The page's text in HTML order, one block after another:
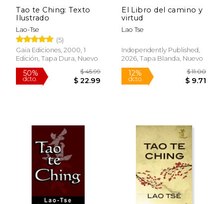
15%
dcto. $ 20.61
12%
dcto.
Tao te Ching: Texto
Ilustrado
Lao-Tse
(5)
Gaia Ediciones, 2000, 1
Edición, Tapa Dura, Nuevo
El Libro del camino y
virtud
Lao Tse
Independently Published,
2026, Tapa Blanda, Nuevo